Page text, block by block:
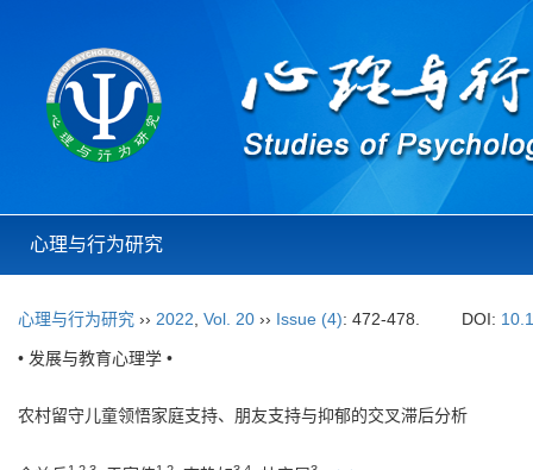
心理与行为研究
心理与行为研究 ›› 2022 Vol. 20 ›› Issue (4): 472-478. DOI:
• 发展与教育心理学 •
农村留守儿童领悟家庭支持、朋友支持与抑郁的交叉滞后分析